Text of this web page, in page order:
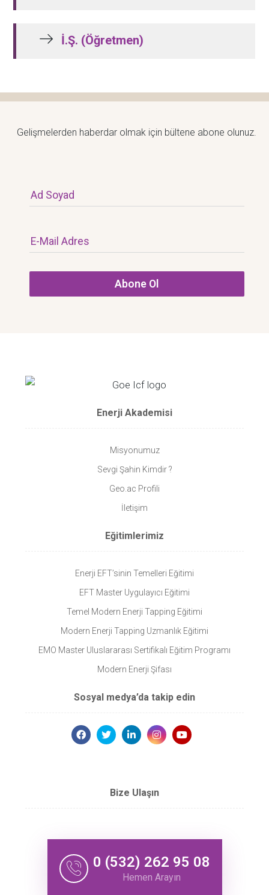
İ.Ş. (Öğretmen)
Gelişmelerden haberdar olmak için bültene abone olunuz.
Ad Soyad
E-Mail Adres
Abone Ol
Enerji Akademisi
Misyonumuz
Sevgi Şahin Kimdir ?
Geo.ac Profili
İletişim
Eğitimlerimiz
Enerji EFT’sinin Temelleri Eğitimi
EFT Master Uygulayıcı Eğitimi
Temel Modern Enerji Tapping Eğitimi
Modern Enerji Tapping Uzmanlık Eğitimi
EMO Master Uluslararası Sertifikalı Eğitim Programı
Modern Enerji Şifası
Sosyal medya’da takip edin
Bize Ulaşın
0 (532) 262 95 08
Hemen Arayın